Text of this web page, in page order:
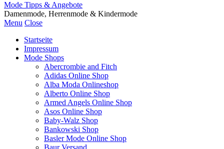
Mode Tipps & Angebote
Damenmode, Herrenmode & Kindermode
Menu Close
Startseite
Impressum
Mode Shops
Abercrombie and Fitch
Adidas Online Shop
Alba Moda Onlineshop
Alberto Online Shop
Armed Angels Online Shop
Asos Online Shop
Baby-Walz Shop
Bankowski Shop
Basler Mode Online Shop
Baur Versand